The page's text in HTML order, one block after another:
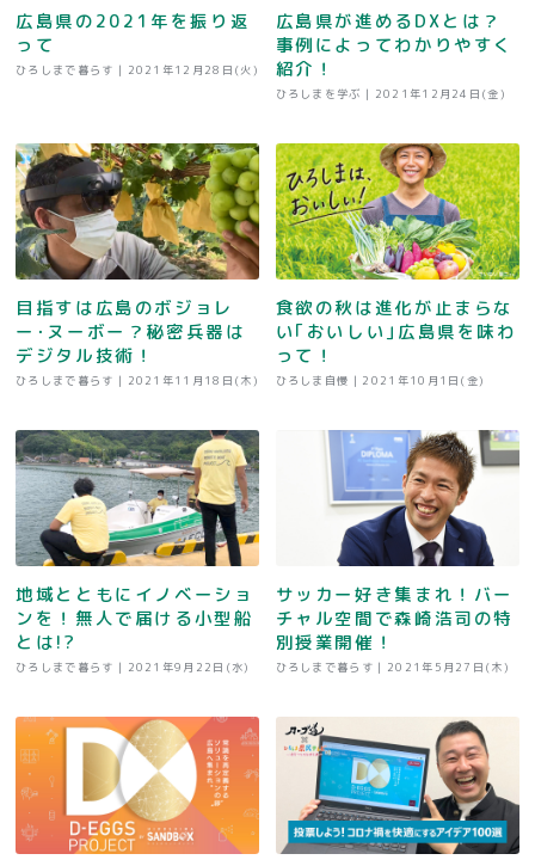
広島県の2021年を振り返
って
ひろしまで暮らす | 2021年12月28日(火)
広島県が進めるDXとは？
事例によってわかりやすく
紹介！
ひろしまを学ぶ | 2021年12月24日(金)
目指すは広島のボジョレ
ー･ヌーボー？秘密兵器は
デジタル技術！
ひろしまで暮らす | 2021年11月18日(木)
食欲の秋は進化が止まらな
い｢おいしい｣広島県を味わ
って！
ひろしま自慢 | 2021年10月1日(金)
地域とともにイノベーショ
ンを！無人で届ける小型船
とは!?
ひろしまで暮らす | 2021年9月22日(水)
サッカー好き集まれ！バー
チャル空間で森崎浩司の特
別授業開催！
ひろしまで暮らす | 2021年5月27日(木)